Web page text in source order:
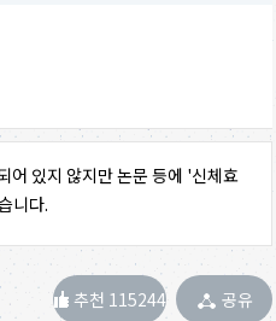
어 있지 않지만 논문 등에 '신체효
니다.
추천 115244 공유